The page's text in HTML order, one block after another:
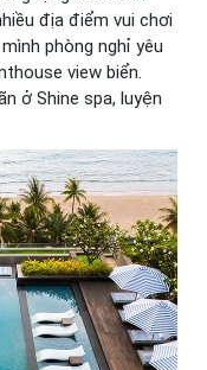
địa điểm vui chơi
phòng nghỉ yêu
view biển.
ở Shine spa, luyện